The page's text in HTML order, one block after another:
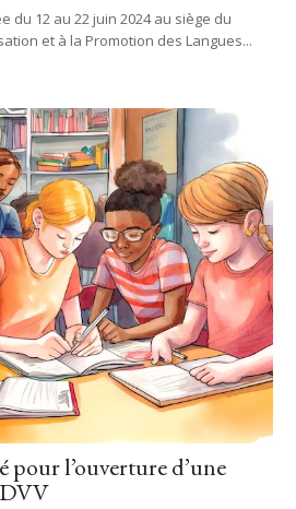
du 12 au 22 juin 2024 au siège du
et à la Promotion des Langues...
pour l’ouverture d’une